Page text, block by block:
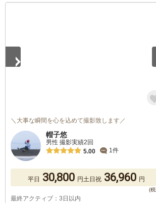
＼大事な瞬間を心を込めて撮影致します／
帽子悠
男性 撮影実績2回
5.00
1件
平日 30,800 円土日祝 36,960 円
最終アクティブ：3日以内